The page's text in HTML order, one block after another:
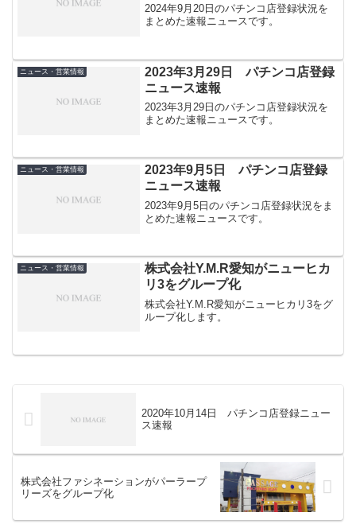
2024年9月20日のパチンコ店登録状況を
まとめた速報ニュースです。
ニュース・営業情報
2023年3月29日 パチンコ店登録
ニュース速報
2023年3月29日のパチンコ店登録状況を
まとめた速報ニュースです。
ニュース・営業情報
2023年9月5日 パチンコ店登録
ニュース速報
2023年9月5日のパチンコ店登録状況をま
とめた速報ニュースです。
ニュース・営業情報
株式会社Y.M.R愛知がニューヒカ
リ3をグループ化
株式会社Y.M.R愛知がニューヒカリ3をグ
ループ化します。
2020年10月14日 パチンコ店登録ニュー
ス速報
株式会社ファシネーションがパーラープ
リーズをグループ化